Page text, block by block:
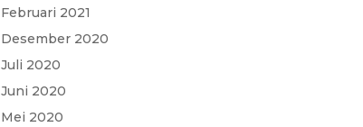
Februari 2021
Desember 2020
Juli 2020
Juni 2020
Mei 2020